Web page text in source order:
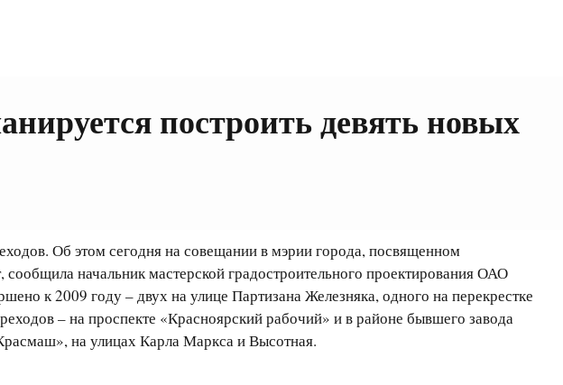
построить девять новых
Об этом сегодня на совещании в мэрии города, посвященном
начальник мастерской градостроительного проектирования ОАО
к 2009 году – двух на улице Партизана Железняка, одного на перекрестке
– на проспекте «Красноярский рабочий» и в районе бывшего завода
на улицах Карла Маркса и Высотная.